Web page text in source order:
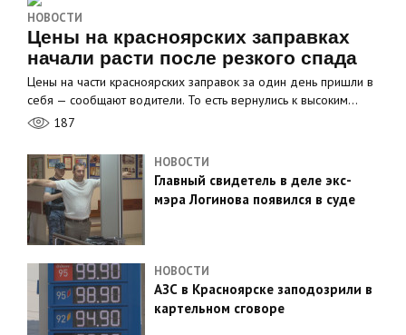
НОВОСТИ
Цены на красноярских заправках
начали расти после резкого спада
Цены на части красноярских заправок за один день пришли в
себя — сообщают водители. То есть вернулись к высоким…
187
НОВОСТИ
Главный свидетель в деле экс-
мэра Логинова появился в суде
НОВОСТИ
АЗС в Красноярске заподозрили в
картельном сговоре